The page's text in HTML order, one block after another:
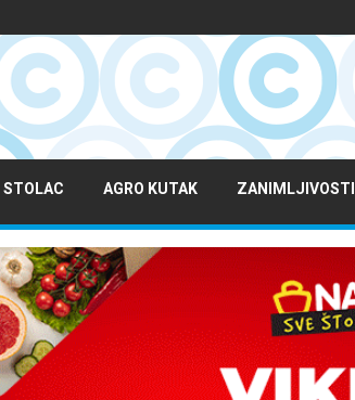
STOLAC AGRO KUTAK ZANIMLJIVOSTI